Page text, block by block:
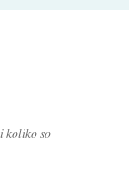
koliko so